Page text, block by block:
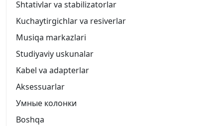
Shtativlar va stabilizatorlar
Kuchaytirgichlar va resiverlar
Musiqa markazlari
Studiyaviy uskunalar
Kabel va adapterlar
Aksessuarlar
Умные колонки
Boshqa